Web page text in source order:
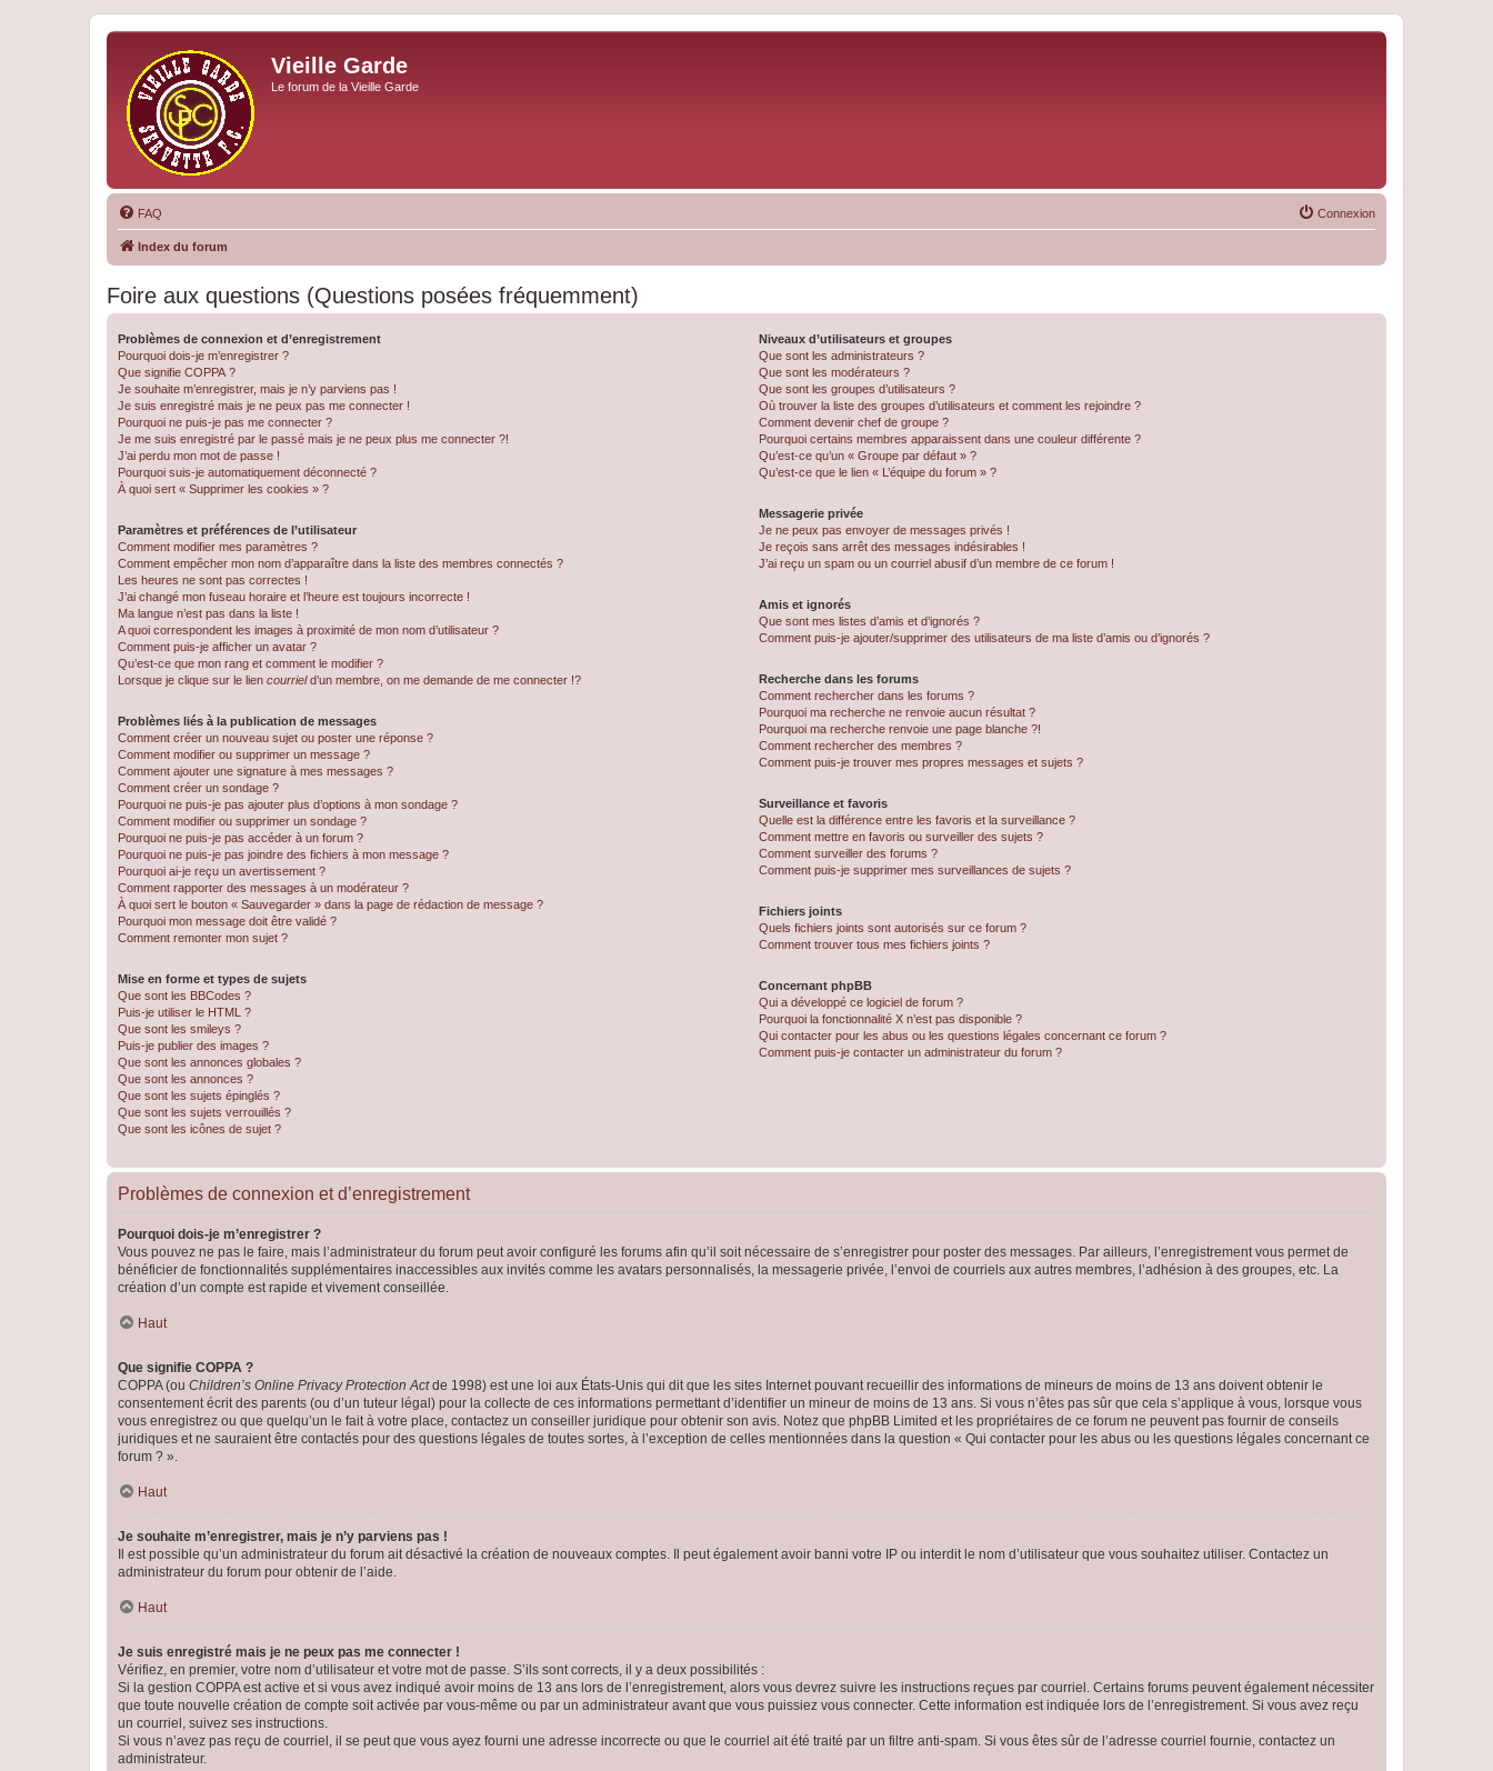
Vieille Garde
Le forum de la Vieille Garde
FAQ Connexion
Index du forum
Foire aux questions (Questions posées fréquemment)
Problèmes de connexion et d’enregistrement
Pourquoi dois-je m’enregistrer ?
Que signifie COPPA ?
Je souhaite m’enregistrer, mais je n’y parviens pas !
Je suis enregistré mais je ne peux pas me connecter !
Pourquoi ne puis-je pas me connecter ?
Je me suis enregistré par le passé mais je ne peux plus me connecter ?!
J’ai perdu mon mot de passe !
Pourquoi suis-je automatiquement déconnecté ?
À quoi sert « Supprimer les cookies » ?
Paramètres et préférences de l’utilisateur
Comment modifier mes paramètres ?
Comment empêcher mon nom d’apparaître dans la liste des membres connectés ?
Les heures ne sont pas correctes !
J’ai changé mon fuseau horaire et l’heure est toujours incorrecte !
Ma langue n’est pas dans la liste !
A quoi correspondent les images à proximité de mon nom d’utilisateur ?
Comment puis-je afficher un avatar ?
Qu’est-ce que mon rang et comment le modifier ?
Lorsque je clique sur le lien courrield’un membre, on me demande de me connecter !?
Problèmes liés à la publication de messages
Comment créer un nouveau sujet ou poster une réponse ?
Comment modifier ou supprimer un message ?
Comment ajouter une signature à mes messages ?
Comment créer un sondage ?
Pourquoi ne puis-je pas ajouter plus d’options à mon sondage ?
Comment modifier ou supprimer un sondage ?
Pourquoi ne puis-je pas accéder à un forum ?
Pourquoi ne puis-je pas joindre des fichiers à mon message ?
Pourquoi ai-je reçu un avertissement ?
Comment rapporter des messages à un modérateur ?
À quoi sert le bouton « Sauvegarder » dans la page de rédaction de message ?
Pourquoi mon message doit être validé ?
Comment remonter mon sujet ?
Mise en forme et types de sujets
Que sont les BBCodes ?
Puis-je utiliser le HTML ?
Que sont les smileys ?
Puis-je publier des images ?
Que sont les annonces globales ?
Que sont les annonces ?
Que sont les sujets épinglés ?
Que sont les sujets verrouillés ?
Que sont les icônes de sujet ?
Niveaux d’utilisateurs et groupes
Que sont les administrateurs ?
Que sont les modérateurs ?
Que sont les groupes d’utilisateurs ?
Où trouver la liste des groupes d’utilisateurs et comment les rejoindre ?
Comment devenir chef de groupe ?
Pourquoi certains membres apparaissent dans une couleur différente ?
Qu’est-ce qu’un « Groupe par défaut » ?
Qu’est-ce que le lien « L’équipe du forum » ?
Messagerie privée
Je ne peux pas envoyer de messages privés !
Je reçois sans arrêt des messages indésirables !
J’ai reçu un spam ou un courriel abusif d’un membre de ce forum !
Amis et ignorés
Que sont mes listes d’amis et d’ignorés ?
Comment puis-je ajouter/supprimer des utilisateurs de ma liste d’amis ou d’ignorés ?
Recherche dans les forums
Comment rechercher dans les forums ?
Pourquoi ma recherche ne renvoie aucun résultat ?
Pourquoi ma recherche renvoie une page blanche ?!
Comment rechercher des membres ?
Comment puis-je trouver mes propres messages et sujets ?
Surveillance et favoris
Quelle est la différence entre les favoris et la surveillance ?
Comment mettre en favoris ou surveiller des sujets ?
Comment surveiller des forums ?
Comment puis-je supprimer mes surveillances de sujets ?
Fichiers joints
Quels fichiers joints sont autorisés sur ce forum ?
Comment trouver tous mes fichiers joints ?
Concernant phpBB
Qui a développé ce logiciel de forum ?
Pourquoi la fonctionnalité X n’est pas disponible ?
Qui contacter pour les abus ou les questions légales concernant ce forum ?
Comment puis-je contacter un administrateur du forum ?
Problèmes de connexion et d’enregistrement
Pourquoi dois-je m’enregistrer ?
Vous pouvez ne pas le faire, mais l’administrateur du forum peut avoir configuré les forums afin qu’il soit nécessaire de s’enregistrer pour poster des messages. Par ailleurs, l’enregistrement vous permet de
bénéficier de fonctionnalités supplémentaires inaccessibles aux invités comme les avatars personnalisés, la messagerie privée, l’envoi de courriels aux autres membres, l’adhésion à des groupes, etc. La
création d’un compte est rapide et vivement conseillée.
Haut
Que signifie COPPA ?
COPPA (ou Children’s Online Privacy Protection Actde 1998) est une loi aux États-Unis qui dit que les sites Internet pouvant recueillir des informations de mineurs de moins de 13 ans doivent obtenir le
consentement écrit des parents (ou d’un tuteur légal) pour la collecte de ces informations permettant d’identifier un mineur de moins de 13 ans. Si vous n’êtes pas sûr que cela s’applique à vous, lorsque vous
vous enregistrez ou que quelqu’un le fait à votre place, contactez un conseiller juridique pour obtenir son avis. Notez que phpBB Limited et les propriétaires de ce forum ne peuvent pas fournir de conseils
juridiques et ne sauraient être contactés pour des questions légales de toutes sortes, à l’exception de celles mentionnées dans la question « Qui contacter pour les abus ou les questions légales concernant ce
forum ? ».
Haut
Je souhaite m’enregistrer, mais je n’y parviens pas !
Il est possible qu’un administrateur du forum ait désactivé la création de nouveaux comptes. Il peut également avoir banni votre IP ou interdit le nom d’utilisateur que vous souhaitez utiliser. Contactez un
administrateur du forum pour obtenir de l’aide.
Haut
Je suis enregistré mais je ne peux pas me connecter !
Vérifiez, en premier, votre nom d’utilisateur et votre mot de passe. S’ils sont corrects, il y a deux possibilités :
Si la gestion COPPA est active et si vous avez indiqué avoir moins de 13 ans lors de l’enregistrement, alors vous devrez suivre les instructions reçues par courriel. Certains forums peuvent également nécessiter
que toute nouvelle création de compte soit activée par vous-même ou par un administrateur avant que vous puissiez vous connecter. Cette information est indiquée lors de l’enregistrement. Si vous avez reçu
un courriel, suivez ses instructions.
Si vous n’avez pas reçu de courriel, il se peut que vous ayez fourni une adresse incorrecte ou que le courriel ait été traité par un filtre anti-spam. Si vous êtes sûr de l’adresse courriel fournie, contactez un
administrateur.